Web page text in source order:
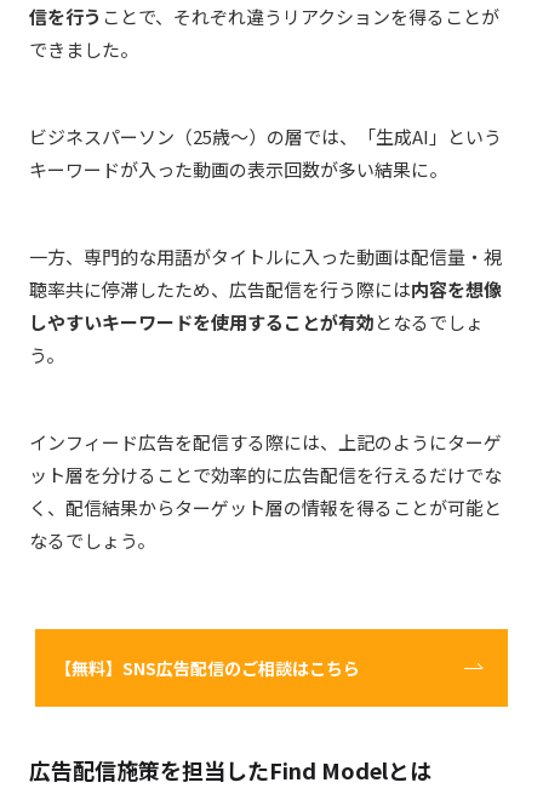
信を行う ことで、それぞれ違うリアクションを得ることが
できました。
ビジネスパーソン（25歳～）の層では、
「生成AI」という
キーワードが入った動画の表示回数が多い結果に。
一方、専門的な用語がタイトルに入った動画は配信量・視
聴率共に停滞したため、広告配信を行う際には内容を想像
しやすいキーワードを使用することが有効となるでしょ
う。
インフィード広告を配信する際には、上記のようにターゲ
ット層を分けることで効率的に広告配信を行えるだけでな
く、配信結果からターゲット層の情報を得ることが可能と
なるでしょう。
【無料】SNS広告配信のご相談はこちら
広告配信施策を担当したFind Modelとは